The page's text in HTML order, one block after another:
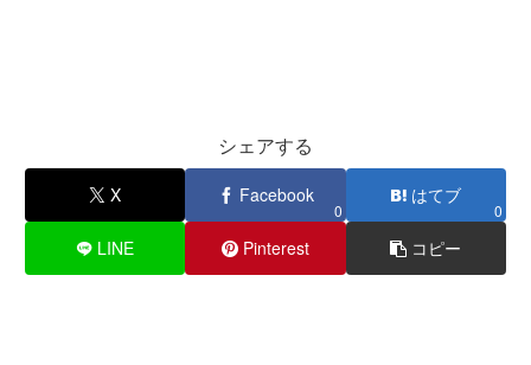
シェアする
X Facebook
0
はてブ
0
LINE Pinterest コピー